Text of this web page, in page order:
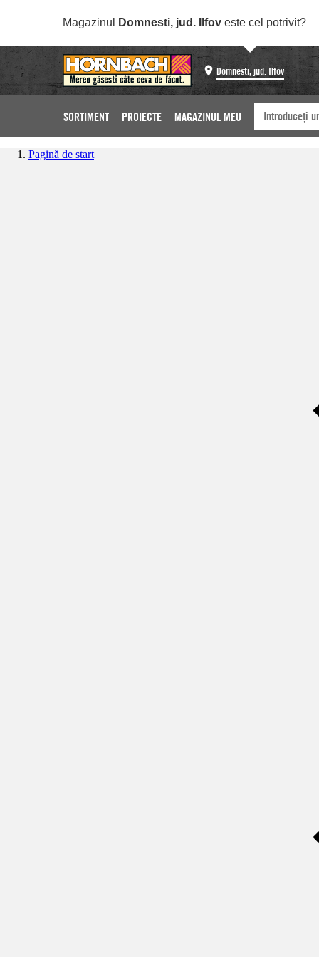
Magazinul Domnesti, jud. Ilfov este cel potrivit?
Domnesti, jud. Ilfov
SORTIMENT PROIECTE MAGAZINUL MEU
Pagină de start